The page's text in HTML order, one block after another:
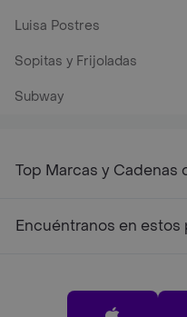
Luisa Postres
Sopitas y Frijoladas
Subway
Top Marcas y Cadenas
Encuéntranos en estos